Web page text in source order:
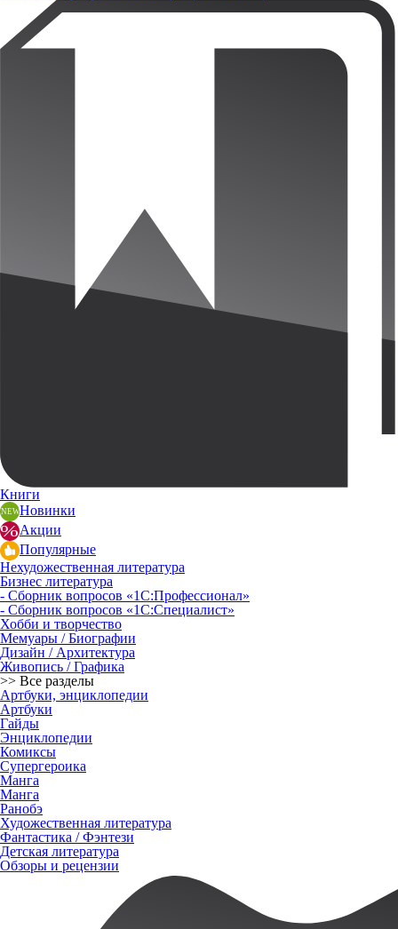
Книги
Новинки
Акции
Популярные
Нехудожественная литература
Бизнес литература
- Сборник вопросов «1С:Профессионал»
- Сборник вопросов «1С:Специалист»
Хобби и творчество
Мемуары / Биографии
Дизайн / Архитектура
Живопись / Графика
>> Все разделы
Артбуки, энциклопедии
Артбуки
Гайды
Энциклопедии
Комиксы
Супергероика
Манга
Манга
Ранобэ
Художественная литература
Фантастика / Фэнтези
Детская литература
Обзоры и рецензии